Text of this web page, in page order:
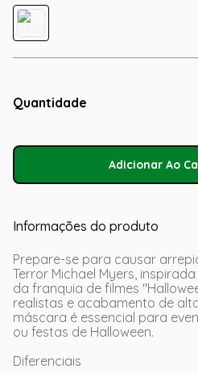
Quantidade
Adicionar Ao
Informações do produto
Prepare-se para causar
Terror Michael Myers,
da franquia de filmes
realistas e acabamento de
máscara é essencial para
ou festas de Halloween.
Diferenciais